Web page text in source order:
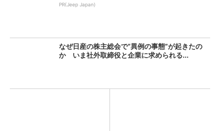
PR(Jeep Japan)
なぜ日産の株主総会で“異例の事態”が起きたの
か いま社外取締役と企業に求められる...